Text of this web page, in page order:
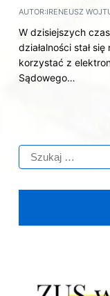
AUTOR:IRENEUSZ
W dzisiejszych
działalności stał
korzystać z
Sądowego…